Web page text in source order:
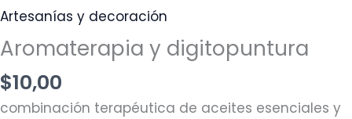
Artesanías y decoración
Aromaterapia y digitopuntura
$10,00
combinación terapéutica de aceites esenciales y